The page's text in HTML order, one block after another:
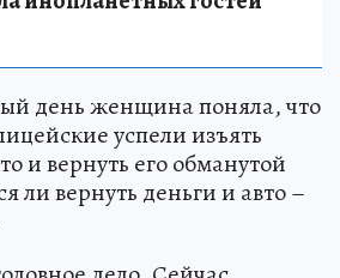
день женщина поняла, что
успели изъять
и вернуть его обманутой
ли вернуть деньги и авто –